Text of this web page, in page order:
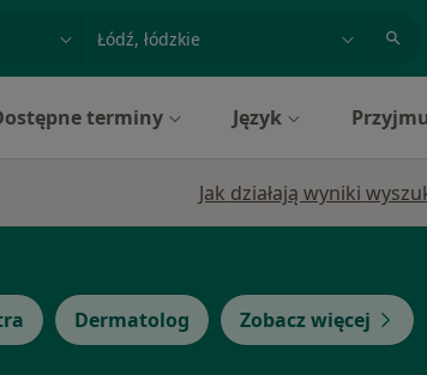
lub nazwiskomiasto lub dzielnica
terminy Język
Jak działają wyniki
Dermatolog Zobacz więcej